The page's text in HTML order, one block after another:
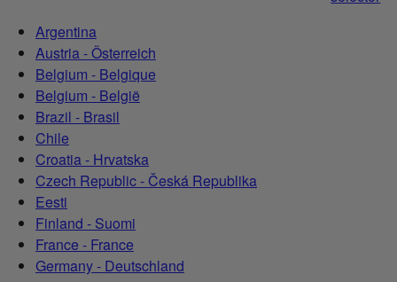
Argentina
Austria - Österreich
Belgium - Belgique
Belgium - België
Brazil - Brasil
Chile
Croatia - Hrvatska
Czech Republic - Česká Republika
Eesti
Finland - Suomi
France - France
Germany - Deutschland